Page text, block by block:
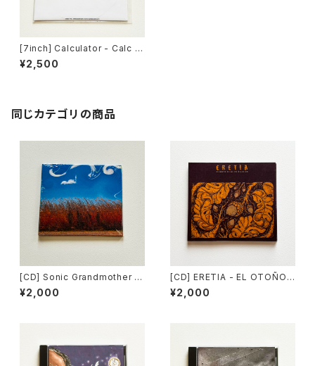
[7inch] Calculator - Calc /
Count Your Lucky Stars Re
cords DISTRO
¥2,500
同じカテゴリの商品
[CD] Sonic Grandmother -
Kaityu Tunnel / Slow Down
Records DISTRO
¥2,000
[CD] ERETIA - EL OTOÑO
DE LA CIVILIZACIÓN / Slow
Down Records DISTRO
¥2,000